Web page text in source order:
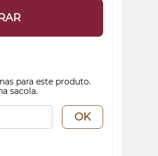
para este produto.
sacola.
OK